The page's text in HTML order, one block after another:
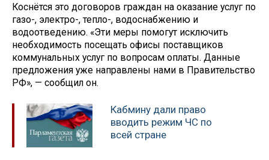
Коснётся это договоров граждан на оказание услуг по
газо-, электро-, тепло-, водоснабжению и
водоотведению. «Эти меры помогут исключить
необходимость посещать офисы поставщиков
коммунальных услуг по вопросам оплаты. Данные
предложения уже направлены нами в Правительство
РФ», — сообщил он.
Кабмину дали право
вводить режим ЧС по
всей стране